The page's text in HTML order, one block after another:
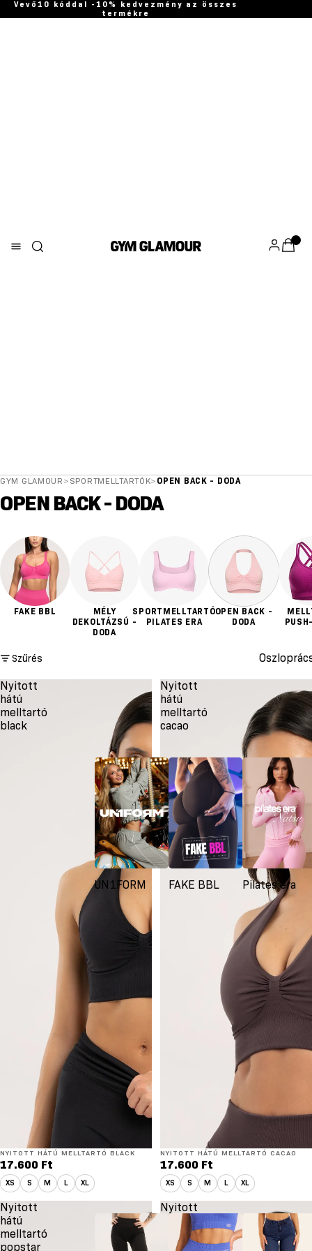
Vevő10 kóddal -10% kedvezmény az összes
termékre
UN1FORM FAKE BBL Pilates era
GYM GLAMOUR > SPORTMELLTARTÓK> OPEN BACK - DODA
OPEN BACK - DODA
FAKE BBL
MÉLY
DEKOLTÁZSÚ -
DODA
SPORTMELLTARTÓ
PILATES ERA
OPEN BACK -
DODA
Szűrés
Nyitott
hátú
melltartó
black
NYITOTT HÁTÚ MELLTARTÓ BLACK
17.600 Ft
XS S M L XL
Nyitott
hátú
melltartó
cacao
NYITOTT HÁTÚ MELLTARTÓ CACAO
17.600 Ft
XS S M L XL
Nyitott
hátú
melltartó
popstar
Nyitott
hátú
melltartó
gossip